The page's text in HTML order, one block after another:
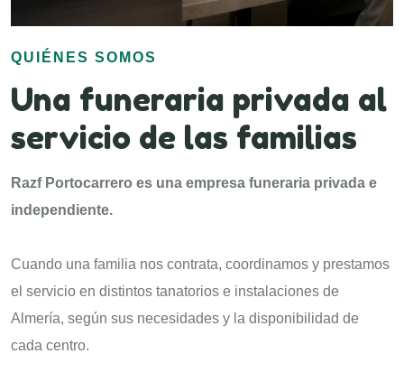
QUIÉNES SOMOS
Una funeraria privada al
servicio de las familias
Razf Portocarrero es una empresa funeraria privada e
independiente.
Cuando una familia nos contrata, coordinamos y prestamos
el servicio en distintos tanatorios e instalaciones de
Almería, según sus necesidades y la disponibilidad de
cada centro.